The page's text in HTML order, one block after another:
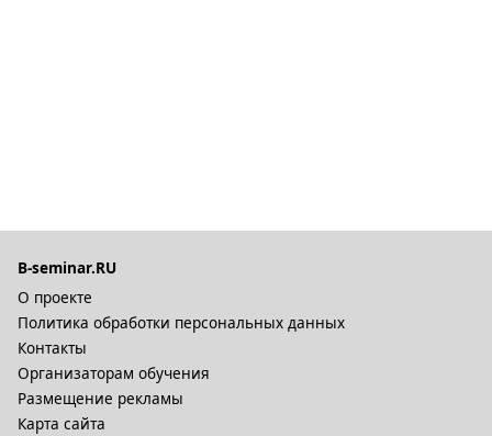
B-seminar.RU
О проекте
Политика обработки персональных данных
Контакты
Организаторам обучения
Размещение рекламы
Карта сайта